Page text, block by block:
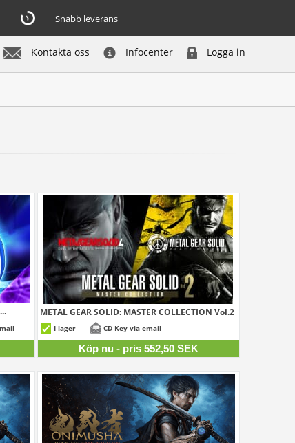
Snabb leverans
Kontakta oss Infocenter Logga in
METAL GEAR SOLID: MASTER COLLECTION Vol.2
552,50 SEK
I lager CD Key via email
Köp nu - pris 552,50 SEK